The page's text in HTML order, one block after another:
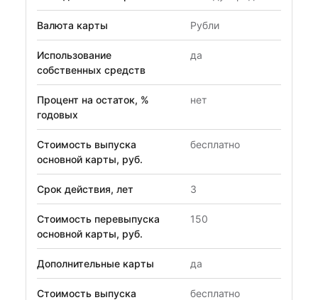
Валюта карты Рубли
Использование
собственных средств
да
Процент на остаток, %
годовых
нет
Стоимость выпуска
основной карты, руб.
бесплатно
Срок действия, лет 3
Стоимость перевыпуска
основной карты, руб.
150
Дополнительные карты да
Стоимость выпуска
бесплатно